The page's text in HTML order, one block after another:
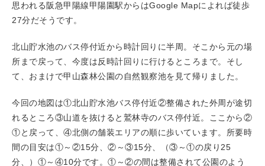
思われる阪急甲陽線甲陽園駅からはGoogle Mapによれば徒歩
27分だそうです。
北山貯水池のバス停付近から時計回りに半周。そこから元の場
所まで戻って、今度は反時計回りに行けるところまで。そし
て、おまけで甲山森林公園の自然観察池を見て帰りました。
今回の地図は①北山貯水池バス停付近②整備された外周が途切
れるところ③山道を抜けると鷲林寺のバス停付近。ここから②
①と戻って、④北側の舗装エリアの順に歩いています。所要時
間の目安は①～②15分、②～③15分、（③～①の戻り25
分、）①～④10分です。①～②の間は整備されて公園のよう